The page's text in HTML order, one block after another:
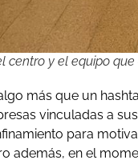
centro y el equipo
más que un
vinculadas a
para
además, en el